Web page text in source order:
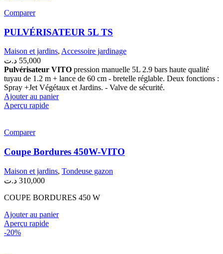
Comparer
PULVÉRISATEUR 5L TS
Maison et jardins, Accessoire jardinage
55,000 د.ت
Pulvérisateur VITO pression manuelle 5L 2.9 bars haute qualité
tuyau de 1.2 m + lance de 60 cm - bretelle réglable. Deux fonctions :
Spray +Jet Végétaux et Jardins. - Valve de sécurité.
Ajouter au panier
Aperçu rapide
Comparer
Coupe Bordures 450W-VITO
Maison et jardins, Tondeuse gazon
310,000 د.ت
COUPE BORDURES 450 W
Ajouter au panier
Aperçu rapide
-20%